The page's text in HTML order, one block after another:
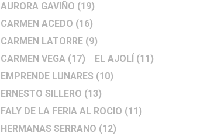
AURORA GAVIÑO (19)
CARMEN ACEDO (16)
CARMEN LATORRE (9)
CARMEN VEGA (17) EL AJOLÍ (11)
EMPRENDE LUNARES (10)
ERNESTO SILLERO (13)
FALY DE LA FERIA AL ROCIO (11)
HERMANAS SERRANO (12)